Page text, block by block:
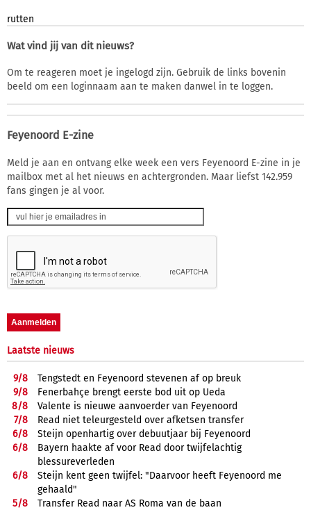
rutten
Wat vind jij van dit nieuws?
Om te reageren moet je ingelogd zijn. Gebruik de links bovenin
beeld om een loginnaam aan te maken danwel in te loggen.
Feyenoord E-zine
Meld je aan en ontvang elke week een vers Feyenoord E-zine in je
mailbox met al het nieuws en achtergronden. Maar liefst 142.959
fans gingen je al voor.
Laatste nieuws
9/8
Tengstedt en Feyenoord stevenen af op breuk
9/8
Fenerbahçe brengt eerste bod uit op Ueda
8/8
Valente is nieuwe aanvoerder van Feyenoord
7/8
Read niet teleurgesteld over afketsen transfer
6/8
Steijn openhartig over debuutjaar bij Feyenoord
6/8
Bayern haakte af voor Read door twijfelachtig
blessureverleden
6/8
Steijn kent geen twijfel: "Daarvoor heeft Feyenoord me
gehaald"
5/8
Transfer Read naar AS Roma van de baan